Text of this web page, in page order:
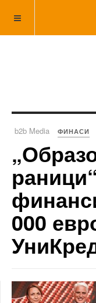
b2b Media ФИНАСИ
000